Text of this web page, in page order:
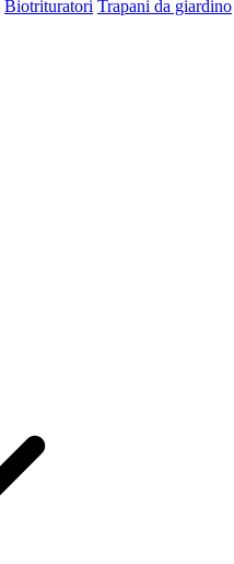
Biotrituratori Trapani da giardino